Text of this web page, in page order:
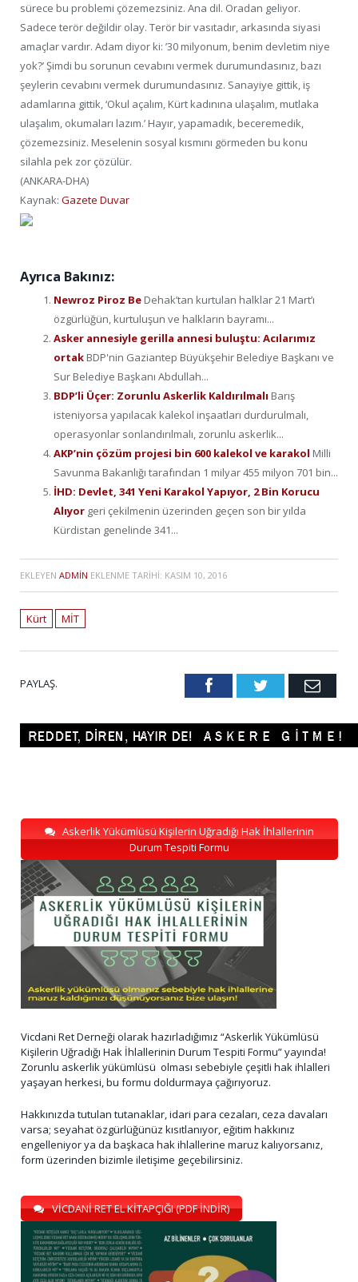
sürece bu problemi çözemezsiniz. Ana dil. Oradan geliyor.
Sadece terör değildir olay. Terör bir vasıtadır, arkasında siyasi
amaçlar vardır. Adam diyor ki: ’30 milyonum, benim devletim niye
yok?’ Şimdi bu sorunun cevabını vermek durumundasınız, bazı
şeylerin cevabını vermek durumundasınız. Sanayiye gittik, iş
adamlarına gittik, ‘Okul açalım, Kürt kadınına ulaşalım, mutlaka
ulaşalım, okumaları lazım.’ Hayır, yapamadık, beceremedik,
çözemezsiniz. Meselenin sosyal kısmını görmeden bu konu
silahla pek zor çözülür.
(ANKARA-DHA)
Kaynak: Gazete Duvar
Ayrıca Bakınız:
Newroz Piroz Be Dehak’tan kurtulan halklar 21 Mart’ı
özgürlüğün, kurtuluşun ve halkların bayramı...
Asker annesiyle gerilla annesi buluştu: Acılarımız
ortak BDP'nin Gaziantep Büyükşehir Belediye Başkanı ve
Sur Belediye Başkanı Abdullah...
BDP’li Üçer: Zorunlu Askerlik Kaldırılmalı Barış
isteniyorsa yapılacak kalekol inşaatları durdurulmalı,
operasyonlar sonlandırılmalı, zorunlu askerlik...
AKP’nin çözüm projesi bin 600 kalekol ve karakol Milli
Savunma Bakanlığı tarafından 1 milyar 455 milyon 701 bin...
İHD: Devlet, 341 Yeni Karakol Yapıyor, 2 Bin Korucu
Alıyor geri çekilmenin üzerinden geçen son bir yılda
Kürdistan genelinde 341...
EKLEYEN ADMIN EKLENME TARIHI: KASIM 10, 2016
Kürt MİT
PAYLAŞ. FacebookTwitter Email
Askerlik Yükümlüsü Kişilerin Uğradığı Hak İhlallerinin
Durum Tespiti Formu
Vicdani Ret Derneği olarak hazırladığımız “Askerlik Yükümlüsü
Kişilerin Uğradığı Hak İhlallerinin Durum Tespiti Formu” yayında!
Zorunlu askerlik yükümlüsü olması sebebiyle çeşitli hak ihlalleri
yaşayan herkesi, bu formu doldurmaya çağırıyoruz.
Hakkınızda tutulan tutanaklar, idari para cezaları, ceza davaları
varsa; seyahat özgürlüğünüz kısıtlanıyor, eğitim hakkınız
engelleniyor ya da başkaca hak ihlallerine maruz kalıyorsanız,
form üzerinden bizimle iletişime geçebilirsiniz.
VİCDANİ RET EL KİTAPÇIĞI (PDF İNDİR)